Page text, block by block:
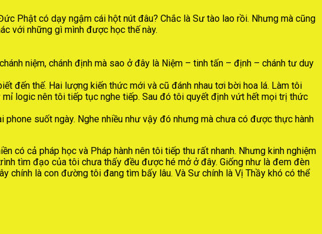
Phật có dạy ngậm cái hột nút đâu? Chắc là Sư tào lao rồi. Nhưng mà cũng
với những gì mình được học thế này.
niệm, chánh định mà sao ở đây là Niệm – tinh tấn – định – chánh tư duy
đến thế. Hai lượng kiến thức mới và cũ đánh nhau tơi bời hoa lá. Làm tôi
logic nên tôi tiếp tục nghe tiếp. Sau đó tôi quyết định vứt hết mọi trị thức
suốt ngày. Nghe nhiều như vậy đó nhưng mà chưa có được thực hành
có cả pháp học và Pháp hành nên tôi tiếp thu rất nhanh. Nhưng kinh nghiệm
tìm đạo của tôi chưa thấy đều được hé mở ở đây. Giống như là đem đèn
chính là con đường tôi đang tìm bấy lâu. Và Sư chính là Vị Thầy khó có thể